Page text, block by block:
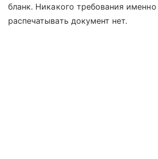
бланк. Никакого требования именно
распечатывать документ нет.